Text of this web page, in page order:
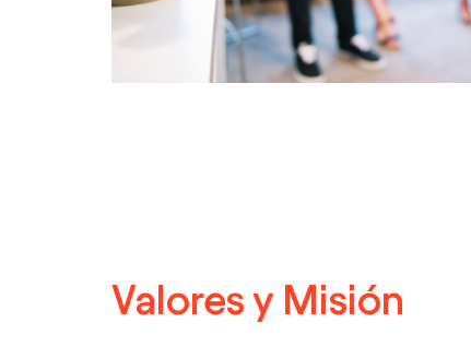
Valores y Misión